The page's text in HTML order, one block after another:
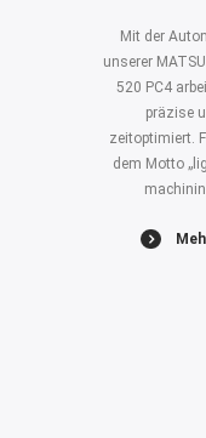
Mit der
unserer
520 PC4
präzise
zeitoptimiert.
dem Motto